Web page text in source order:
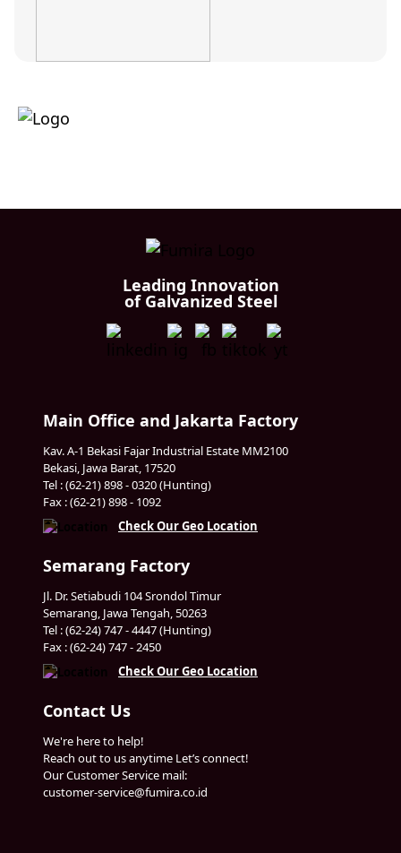
Leading Innovation
of Galvanized Steel
Main Office and Jakarta Factory
Kav. A-1 Bekasi Fajar Industrial Estate MM2100
Bekasi, Jawa Barat, 17520
Tel : (62-21) 898 - 0320 (Hunting)
Fax : (62-21) 898 - 1092
Check Our Geo Location
Semarang Factory
Jl. Dr. Setiabudi 104 Srondol Timur
Semarang, Jawa Tengah, 50263
Tel : (62-24) 747 - 4447 (Hunting)
Fax : (62-24) 747 - 2450
Check Our Geo Location
Contact Us
We're here to help!
Reach out to us anytime Let’s connect!
Our Customer Service mail:
customer-service@fumira.co.id